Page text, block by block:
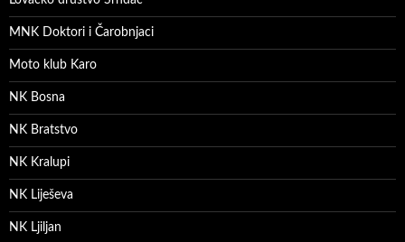
MNK Doktori i Čarobnjaci
Moto klub Karo
NK Bosna
NK Bratstvo
NK Kralupi
NK Liješeva
NK Ljiljan